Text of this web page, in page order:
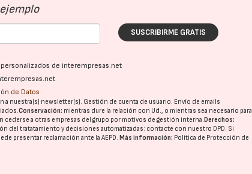
SUSCRIBIRME GRATIS
de interempresas.net
de Datos
a nuestra(s) newsletter(s). Gestión de cuenta de usuario. Envío de emails
Conservación: mientras dure la relación con Ud., o mientras sea necesario para
cederse a otras empresas del grupo por motivos de gestión interna. Derechos:
del tratatamiento y decisiones automatizadas: contacte con nuestro DPD. Si
presentar reclamación ante laAEPD. Más información: Política de Protección de